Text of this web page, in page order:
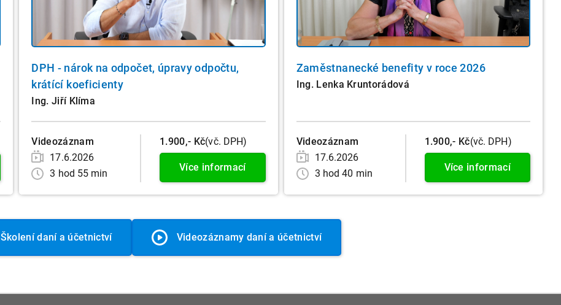
DPH - nárok na odpočet, úpravy odpočtu,
krátící koeficienty
Ing. Jiří Klíma
Videozáznam
17.6.2026
3 hod 55 min
1.900,- Kč(vč. DPH)
Více informací
Zaměstnanecké benefity v roce 2026
Ing. Lenka Kruntorádová
Videozáznam
17.6.2026
3 hod 40 min
1.900,- Kč(vč. DPH)
Více informací
Školení daní a účetnictví Videozáznamy daní a účetnictví